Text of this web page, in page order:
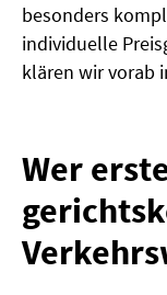
besonders
individuelle
klären wir vorab
Wer